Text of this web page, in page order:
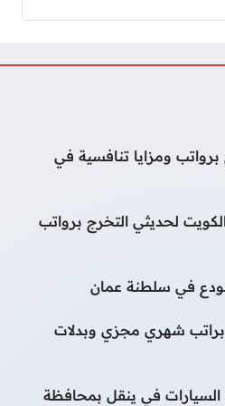
ومزايا تنافسية في
لحديثي التخرج برواتب
في سلطنة عمان
شهري مجزي وبدلات
في ينقل بمحافظة